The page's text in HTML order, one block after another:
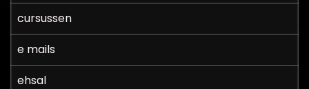
cursussen
e mails
ehsal